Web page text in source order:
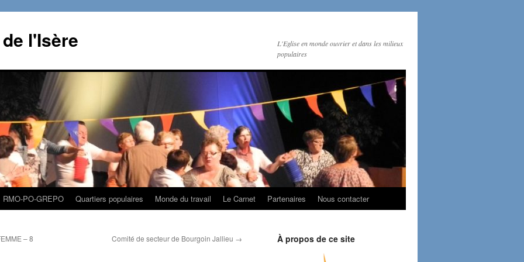
l'Isère
L'Eglise en monde ouvrier et dans les milieux
populaires
RMO-PO-GREPO Quartiers populaires Monde du travail Le Carnet Partenaires Nous contacter
– 8
Comité de secteur de Bourgoin Jallieu → À propos de ce site